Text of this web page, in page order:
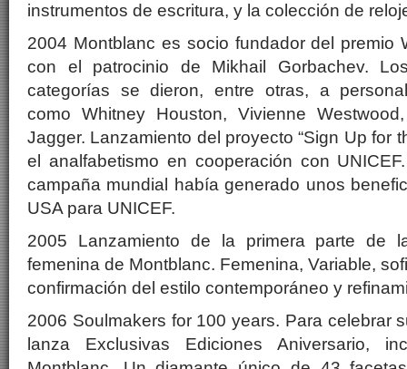
instrumentos de escritura, y la colección de
2004 Montblanc es socio fundador del premio
con el patrocinio de Mikhail Gorbachev.
categorías se dieron, entre otras, a
como Whitney Houston, Vivienne
Jagger. Lanzamiento del proyecto “Sign Up for
el analfabetismo en cooperación con
campaña mundial había generado unos
USA para UNICEF.
2005 Lanzamiento de la primera parte de
femenina de Montblanc. Femenina, Variable,
confirmación del estilo contemporáneo y
2006 Soulmakers for 100 years. Para celebrar
lanza Exclusivas Ediciones Aniversario,